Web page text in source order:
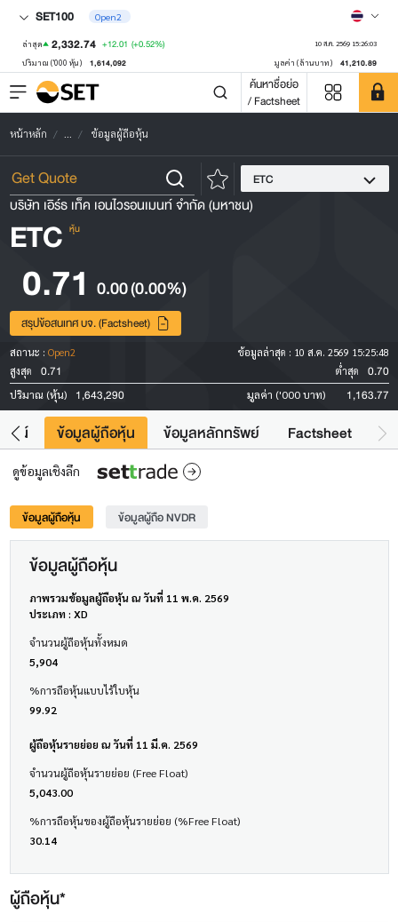
SET100 Open2
ล่าสุด 2,332.74 +12.01 (+0.52%) 10 ส.ค. 2569 15:26:03
ปริมาณ ('000 หุ้น) 1,614,092 มูลค่า (ล้านบาท) 41,210.89
ค้นหาชื่อย่อ
/ Factsheet
หน้าหลัก ... ข้อมูลผู้ถือหุ้น
ETC
บริษัท เอิร์ธ เท็ค เอนไวรอนเมนท์ จำกัด (มหาชน)
ETC หุ้น
0.71 0.00(0.00%)
สรุปข้อสนเทศ บจ. (Factsheet)
สถานะ : Open2 ข้อมูลล่าสุด : 10 ส.ค. 2569 15:25:48
สูงสุด
0.71 ต่ำสุด 0.70
ปริมาณ (หุ้น) 1,643,290 มูลค่า ('000 บาท) 1,163.77
ยชน์ ข้อมูลผู้ถือหุ้น ข้อมูลหลักทรัพย์ Factsheet
ดูข้อมูลเชิงลึก
ข้อมูลผู้ถือหุ้น ข้อมูลผู้ถือ NVDR
ข้อมูลผู้ถือหุ้น
ภาพรวมข้อมูลผู้ถือหุ้น ณ วันที่ 11 พ.ค. 2569
ประเภท : XD
จำนวนผู้ถือหุ้นทั้งหมด
5,904
%การถือหุ้นแบบไร้ใบหุ้น
99.92
ผู้ถือหุ้นรายย่อย ณ วันที่ 11 มี.ค. 2569
จำนวนผู้ถือหุ้นรายย่อย (Free Float)
5,043.00
%การถือหุ้นของผู้ถือหุ้นรายย่อย (%Free Float)
30.14
ผู้ถือหุ้น*